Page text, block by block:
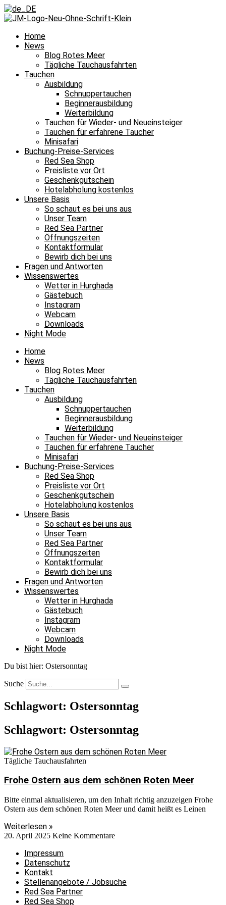
Home
News
Blog Rotes Meer
Tägliche Tauchausfahrten
Tauchen
Ausbildung
Schnuppertauchen
Beginnerausbildung
Weiterbildung
Tauchen für Wieder- und Neueinsteiger
Tauchen für erfahrene Taucher
Minisafari
Buchung-Preise-Services
Red Sea Shop
Preisliste vor Ort
Geschenkgutschein
Hotelabholung kostenlos
Unsere Basis
So schaut es bei uns aus
Unser Team
Red Sea Partner
Öffnungszeiten
Kontaktformular
Bewirb dich bei uns
Fragen und Antworten
Wissenswertes
Wetter in Hurghada
Gästebuch
Instagram
Webcam
Downloads
Night Mode
Home
News
Blog Rotes Meer
Tägliche Tauchausfahrten
Tauchen
Ausbildung
Schnuppertauchen
Beginnerausbildung
Weiterbildung
Tauchen für Wieder- und Neueinsteiger
Tauchen für erfahrene Taucher
Minisafari
Buchung-Preise-Services
Red Sea Shop
Preisliste vor Ort
Geschenkgutschein
Hotelabholung kostenlos
Unsere Basis
So schaut es bei uns aus
Unser Team
Red Sea Partner
Öffnungszeiten
Kontaktformular
Bewirb dich bei uns
Fragen und Antworten
Wissenswertes
Wetter in Hurghada
Gästebuch
Instagram
Webcam
Downloads
Night Mode
Du bist hier: Ostersonntag
Suche
Schlagwort: Ostersonntag
Schlagwort: Ostersonntag
Tägliche Tauchausfahrten
Frohe Ostern aus dem schönen Roten Meer
Bitte einmal aktualisieren, um den Inhalt richtig anzuzeigen Frohe
Ostern aus dem schönen Roten Meer und damit heißt es Leinen
Weiterlesen »
20. April 2025 Keine Kommentare
Impressum
Datenschutz
Kontakt
Stellenangebote / Jobsuche
Red Sea Partner
Red Sea Shop